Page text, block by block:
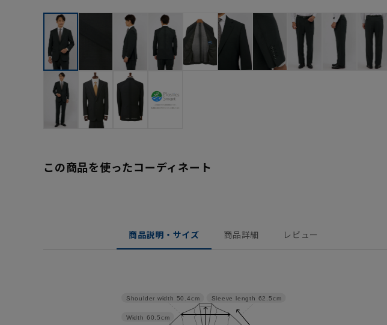
この商品を使ったコーディネート
商品説明・サイズ 商品詳細 レビュー
Sleeve length 62.5cm
Width 60.5cm
Shoulder width 50.4cm